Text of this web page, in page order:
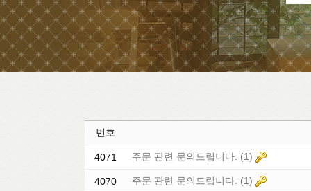
번호
4071 주문 관련 문의드립니다. (1)
4070 주문 관련 문의드립니다. (1)